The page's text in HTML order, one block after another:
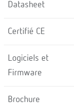
Datasheet
Certifié CE
Logiciels et
Firmware
Brochure